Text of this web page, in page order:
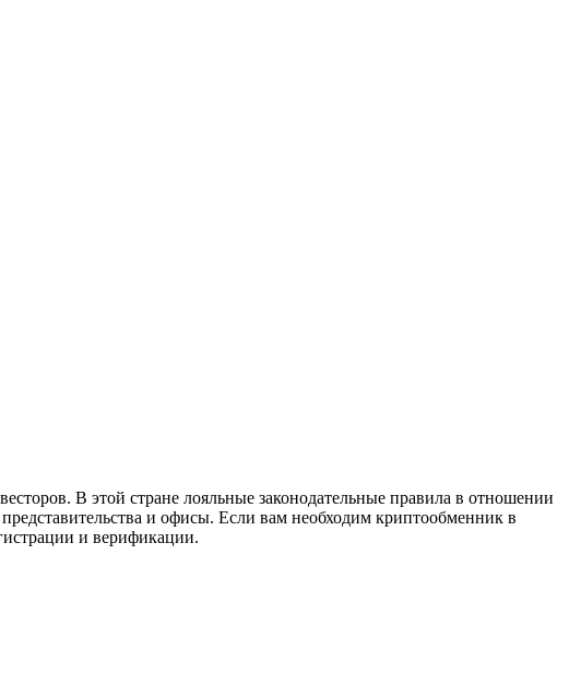
В этой стране лояльные законодательные правила в отношении
и офисы. Если вам необходим криптообменник в
и верификации.